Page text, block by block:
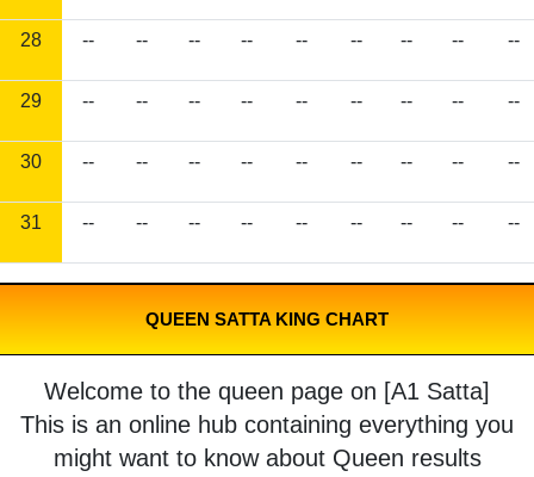
28 -- -- -- -- -- -- -- -- --
29 -- -- -- -- -- -- -- -- --
30 -- -- -- -- -- -- -- -- --
31 -- -- -- -- -- -- -- -- --
QUEEN SATTA KING CHART
Welcome to the queen page on [A1 Satta]
This is an online hub containing everything you
might want to know about Queen results